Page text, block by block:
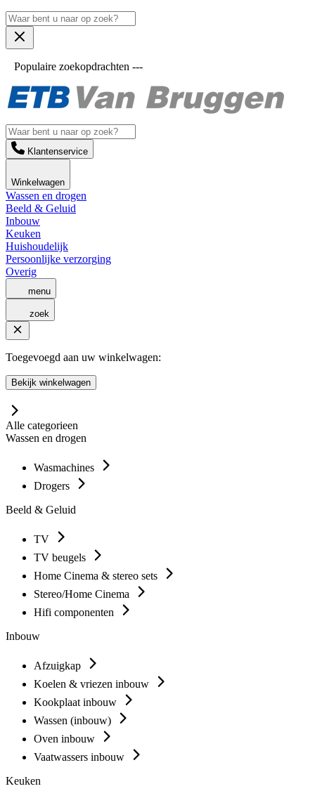
Populaire zoekopdrachten ---
Klantenservice
Winkelwagen
Wassen en drogen
Beeld & Geluid
Inbouw
Keuken
Huishoudelijk
Persoonlijke verzorging
Overig
menu
zoek
Toegevoegd aan uw winkelwagen:
Bekijk winkelwagen
Alle categorieen
Wassen en drogen
Wasmachines
Drogers
Beeld & Geluid
TV
TV beugels
Home Cinema & stereo sets
Stereo/Home Cinema
Hifi componenten
Inbouw
Afzuigkap
Koelen & vriezen inbouw
Kookplaat inbouw
Wassen (inbouw)
Oven inbouw
Vaatwassers inbouw
Keuken